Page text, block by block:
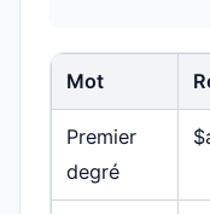
Mot
Premier
degré